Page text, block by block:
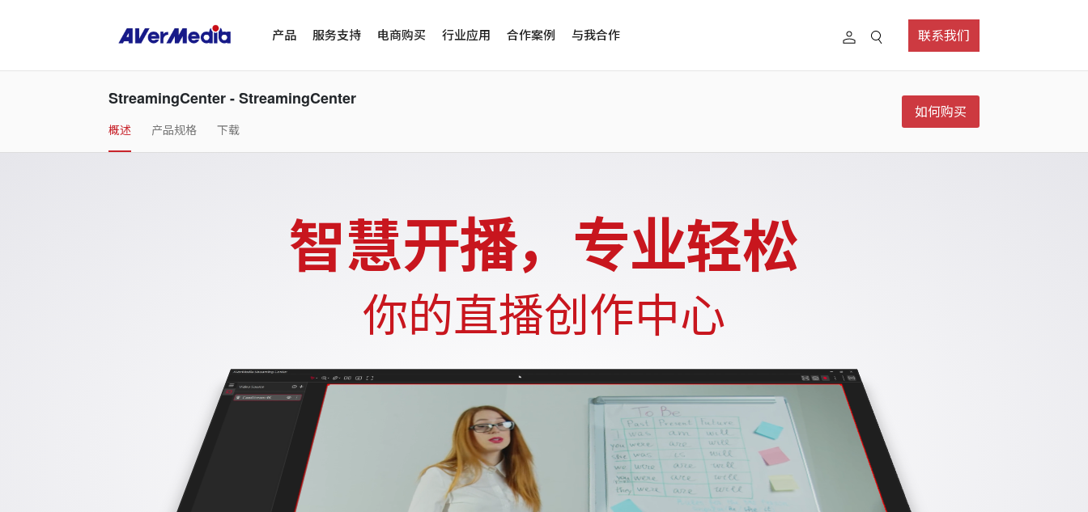
产品 服务支持 电商购买 行业应用 合作案例 与我合作 联系我们
StreamingCenter - StreamingCenter
概述 产品规格 下载
如何购买
智慧开播，专业轻松
你的直播创作中心